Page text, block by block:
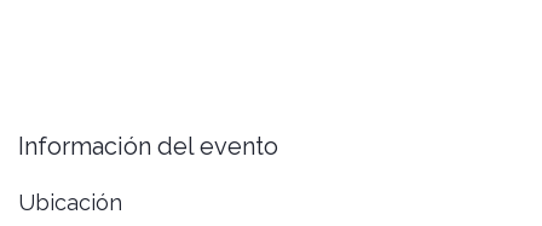
Información del evento
Ubicación